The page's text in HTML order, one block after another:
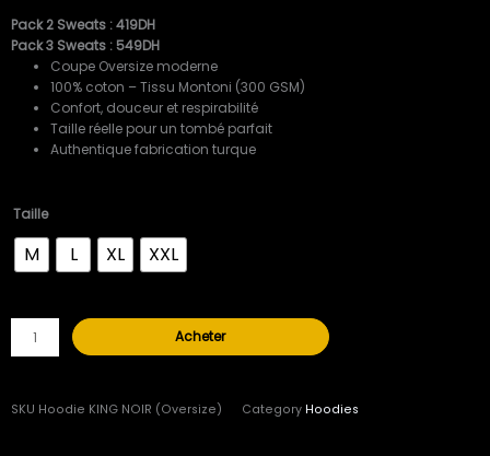
initial
était :
370,00 DH.
Pack 2 Sweats : 419DH
Pack 3 Sweats : 549DH
Coupe Oversize moderne
100% coton – Tissu Montoni (300 GSM)
Confort, douceur et respirabilité
Taille réelle pour un tombé parfait
Authentique fabrication turque
Taille
M L XL XXL
quantité
Hoodie
KING
(Oversize)
Acheter
SKU Hoodie KING NOIR (Oversize) Category Hoodies